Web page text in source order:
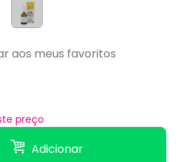
preço
Adicionar
aos meus favoritos